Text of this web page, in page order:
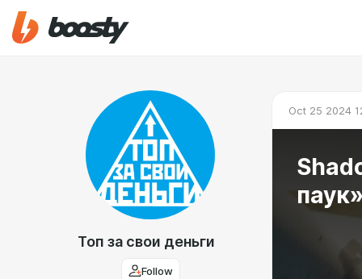
Топ за свои деньги
Follow
Oct 25 2024